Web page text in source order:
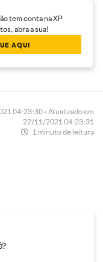
tem conta na XP
abra a sua!
AQUI
04:23:30 • Atualizado em
22/11/2021 04:23:31
1 minuto de leitura